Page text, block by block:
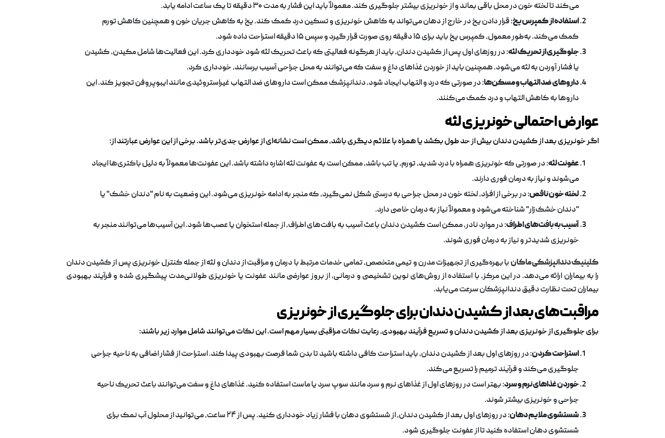
می‌کند تا لخته خون در محل باقی بماند و از خونریزی بیشتر جلوگیری کند. معمولاً باید این فشار به مدت ۳۰ دقیقه تا یک ساعت ادامه یابد.
استفاده از کمپرس یخ: قرار دادن یخ در خارج از دهان می‌تواند به کاهش خونریزی و تسکین درد کمک کند. یخ به کاهش جریان خون و همچنین کاهش تورم
کمک می‌کند. به‌طور معمول، کمپرس یخ باید برای ۱۵ دقیقه روی صورت قرار گیرد و سپس ۱۵ دقیقه استراحت داده شود.
جلوگیری از تحریک لثه: در روزهای اول پس از کشیدن دندان، باید از هرگونه فعالیتی که باعث تحریک لثه شود خودداری کرد. این فعالیت‌ها شامل مکیدن، کشیدن
یا فشار آوردن به لثه می‌شود. همچنین باید از خوردن غذاهای داغ و سفت که می‌توانند به محل جراحی آسیب برسانند، خودداری کرد.
داروهای ضد التهاب و مسکن‌ها: در صورتی که درد و التهاب ایجاد شود، دندانپزشک ممکن است داروهای ضد التهاب غیراستروئیدی مانند ایبوپروفن تجویز کند. این
داروها به کاهش التهاب و درد کمک می‌کنند.
عوارض احتمالی خونریزی لثه
اگر خونریزی بعد از کشیدن دندان بیش از حد طول بکشد یا همراه با علائم دیگری باشد، ممکن است نشانه‌ای از عوارض جدی‌تر باشد. برخی از این عوارض عبارتند از:
عفونت لثه: در صورتی که خونریزی همراه با درد شدید، تورم، یا تب باشد، ممکن است به عفونت لثه اشاره داشته باشد. این عفونت‌ها معمولاً به دلیل باکتری‌ها ایجاد
می‌شوند و نیاز به درمان فوری دارند.
لخته خون ناقص: در برخی از افراد، لخته خون در محل جراحی به درستی شکل نمی‌گیرد، که منجر به ادامه خونریزی می‌شود. این وضعیت به نام "دندان خشک" یا
"دندان خشک‌زار" شناخته می‌شود و معمولاً نیاز به درمان خاصی دارد.
آسیب به بافت‌های اطراف: در موارد نادر، ممکن است کشیدن دندان باعث آسیب به بافت‌های اطراف، از جمله استخوان یا عصب‌ها شود. این آسیب‌ها می‌توانند منجر به
خونریزی شدیدتر و نیاز به درمان فوری شوند.
کلینیک دندانپزشکی ماکانبا بهره‌گیری از تجهیزات مدرن و تیمی متخصص، تمامی خدمات مرتبط با درمان و مراقبت از دندان و لثه از جمله کنترل خونریزی پس از کشیدن دندان
را به بیماران ارائه می‌دهد. در این مرکز، با استفاده از روش‌های نوین تشخیصی و درمانی، از بروز عوارضی مانند عفونت یا خونریزی طولانی‌مدت پیشگیری شده و فرآیند بهبودی
بیماران تحت نظارت دقیق دندانپزشکان سرعت می‌یابد.
مراقبت‌های بعد از کشیدن دندان برای جلوگیری از خونریزی
برای جلوگیری از خونریزی بعد از کشیدن دندان و تسریع فرآیند بهبودی، رعایت نکات مراقبتی بسیار مهم است. این نکات می‌توانند شامل موارد زیر باشند:
استراحت کردن: در روزهای اول بعد از کشیدن دندان، باید استراحت کافی داشته باشید تا بدن شما فرصت بهبودی پیدا کند. استراحت از فشار اضافی به ناحیه جراحی
جلوگیری می‌کند و فرآیند ترمیم را تسریع می‌کند.
خوردن غذاهای نرم و سرد: بهتر است در روزهای اول از غذاهای نرم و سرد مانند سوپ سرد یا ماست استفاده کنید. غذاهای داغ و سفت می‌توانند باعث تحریک ناحیه
جراحی و خونریزی بیشتر شوند.
شستشوی ملایم دهان
: در روزهای اول بعد از کشیدن دندان، از شستشوی دهان با فشار زیاد خودداری کنید. پس از ۲۴ ساعت، می‌توانید از محلول آب نمک برای
شستشوی دهان استفاده کنید تا از عفونت جلوگیری شود.